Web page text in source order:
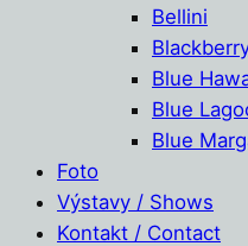
Bellini
Blue
Blue
Blue
Foto
Výstavy / Shows
Kontakt / Contact